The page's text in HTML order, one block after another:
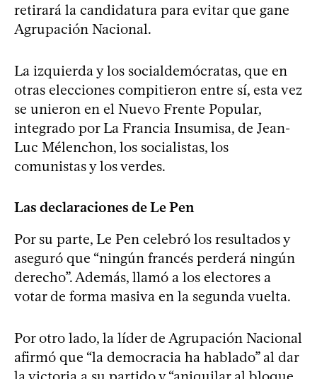
retirará la candidatura para evitar que gane
Agrupación Nacional.
La izquierda y los socialdemócratas, que en
otras elecciones compitieron entre sí, esta vez
se unieron en el Nuevo Frente Popular,
integrado por La Francia Insumisa, de Jean-
Luc Mélenchon, los socialistas, los
comunistas y los verdes.
Las declaraciones de Le Pen
Por su parte, Le Pen celebró los resultados y
aseguró que “ningún francés perderá ningún
derecho”. Además, llamó a los electores a
votar de forma masiva en la segunda vuelta.
Por otro lado, la líder de Agrupación Nacional
afirmó que “la democracia ha hablado” al dar